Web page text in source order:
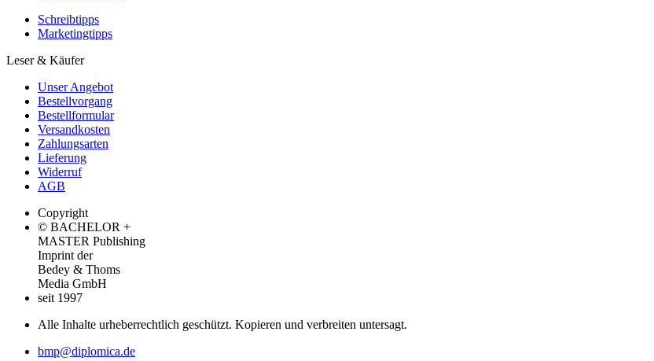
Schreibtipps
Marketingtipps
Leser & Käufer
Unser Angebot
Bestellvorgang
Bestellformular
Versandkosten
Zahlungsarten
Lieferung
Widerruf
AGB
Copyright
© BACHELOR +
MASTER Publishing
Imprint der
Bedey & Thoms
Media GmbH
seit 1997
Alle Inhalte urheberrechtlich geschützt. Kopieren und verbreiten untersagt.
bmp@diplomica.de